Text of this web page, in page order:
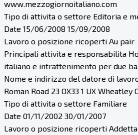
www.mezzogiornoitaliano.com
Tipo di attivita o settore Editoria e
Date 15/06/2008 15/09/2008
Lavoro o posizione ricoperti Au pair
Principali attivita e responsabilita
italiano e intrattenimento per due
Nome e indirizzo del datore di
Roman Road 23 OX33 1 UX
Tipo di attivita o settore Familiare
Date 01/11/2002 30/01/2007
Lavoro o posizione ricoperti